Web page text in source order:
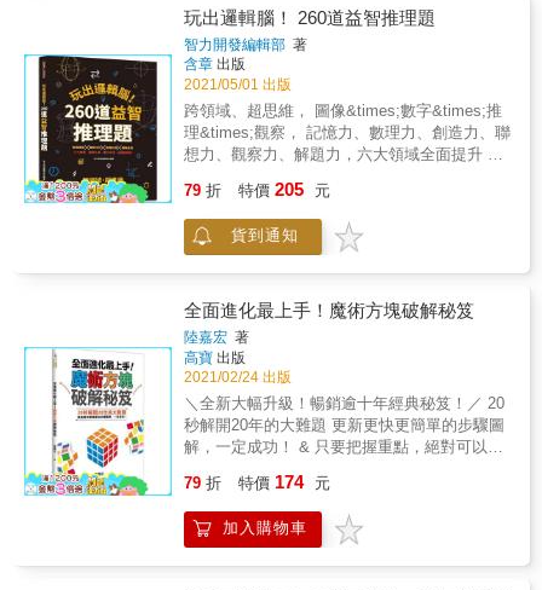
Connally），《像淑女一樣行動，像主一樣思
考》作者 &
張手牌。2. 每位玩家拿1個卡架、1張喜好標示
板和1張朋友卡，將朋友卡面朝外放在卡架上，
這張朋友卡是你的新朋友，也是其他玩家的老
朋友。遊戲進行玩家輪流動作，每次輪到玩家
時先做行動3選1，再補牌後換下一位玩家。行
動3選1A. 打1張功能卡並執行。B. 棄任意張手
牌，再抽取相同張數的卡。C. 請客吃早餐：分
為 揪老朋友吃早餐 或 推薦新朋友吃早餐。C-1
揪老朋友吃早餐打1張早餐卡到老朋友面前，依
並得分。C-2推薦新朋友吃早餐打1張早餐卡橫
放在自己的卡架旁，如果符合新朋友的喜好口
味，由其他玩家告知符合幾種並獲得1分；如果
玩家面前橫放的早餐卡，符合新朋友的全部喜
好，達成大滿足！清空面前所有早餐卡，將大
滿足的朋友放到卡架後方，遊戲結束時加6分，
抽1張新的朋友卡放到卡架上。補牌做完行動3
選1，抽早餐卡，將手牌補至4張，超過即不補
牌。遊戲結束以下2種情況其中之一發生時，所
有玩家進行相同回合數後，遊戲結束。1. 有玩
邊有8張早餐卡。總計所有得分，最高分的玩家
獲勝。
600餘張照片，桌遊發展全攻略！ ＊從最珍貴
稀有的《反攻勝利棋》、《小雨生當大兵》、
《圓山動物園》、《郵務士送信》，到歷史最
古老的麻將、天九、双六。 ＊桌遊達人陳介宇
投身桌遊研究二十餘年，玩過一千多款歐美桌
遊，花費半生積蓄，收集數百款早年的臺灣老
桌遊。 ＊追本溯源的田野調查老遊戲的歷史，
記錄桌遊產業的百年來的興盛與衰落，讓人窺
見臺灣孩子家庭娛樂的不同面貎。 ＊隨書附贈
攤開即可玩。
玩出邏輯腦！ 260道益智推理題
智力開發編輯部 著
含章 出版
2021/05/01 出版
跨領域、超思維， 圖像&times;數字&times;推
理&times;觀察， 記憶力、數理力、創造力、聯
想力、觀察力、解題力，六大領域全面提升 &
元智能遊戲，強化數理力、觀察力 透過數字推
演、圖形、迷宮、方陣等題型，訓練視覺觀
察，並透過運算推演和思考記憶，來找出正確
和思考力，並藉此理解眾多物理、化學、天文
等各方面知識。& & ★探案遊戲巧解謎，閱讀
力、審慎力、清晰力都飆漲 透過懸疑多變的探
案測驗，增強閱讀理解力，頭腦更清晰、有條
理，能夠馬上找出問題癥結點，當下該如何解
決，讓原本混亂的思緒立刻有眉目。 & 企業面
試、智力測驗、各類考試輕鬆過關， 奠定你一
生成就基礎的益智寶庫！ & 原來，思考速度可
以這樣飆升，只是90%的人都忽略了！ 本書包
共261個趣味題，內容包含數理推演、邏輯運
算、觀察、歸納、圖像空間、視覺記憶、正誤
判斷等多種題型，能提升各方面的思考能力，
79 折 特價 205 元
貨到通知
全面進化最上手！魔術方塊破解秘笈
陸嘉宏 著
高寶 出版
2021/02/24 出版
＼全新大幅升級！暢銷逾十年經典秘笈！／ 20
秒解開20年的大難題 更新更快更簡單的步驟圖
解，一定成功！ & 只要把握重點，絕對可以輕
解 & 唯一能增進理解力、邏輯力、及記憶力的
益智遊戲！ 你家是否也有一顆塵封已久的魔術
方塊，無論怎樣都無法順利解開？ 本書用最新
79 折 特價 174 元
加入購物車